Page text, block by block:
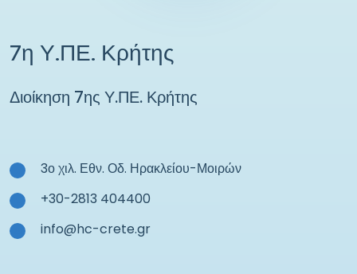
7η Υ.ΠΕ. Κρήτης
Διοίκηση 7ης Υ.ΠΕ. Κρήτης
3ο χιλ. Εθν. Οδ. Ηρακλείου-Μοιρών
+30-2813 404400
info@hc-crete.gr